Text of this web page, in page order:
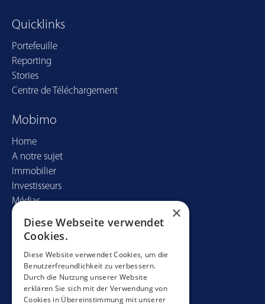
Quicklinks
Portefeuille
Reporting
Stories
Centre de Téléchargement
Mobimo
Home
A notre sujet
Immobilier
Investisseurs
Médias
Contact
Mobimo Management AG
Seestrasse 59
CH-8700 Küsnacht
+41 44 397 11 11
×
Diese Webseite verwendet
Cookies.
Diese Website verwendet Cookies, um die
Benutzerfreundlichkeit zu verbessern.
Durch die Nutzung unserer Website
erklären Sie sich mit der Verwendung von
Cookies in Übereinstimmung mit unserer